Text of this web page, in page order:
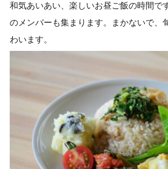
和気あいあい、楽しいお昼ご飯の時間で
のメンバーも集まります。まかないで、
わいます。